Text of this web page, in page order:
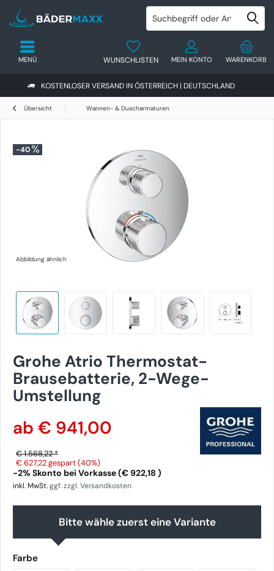
KOSTENLOSER VERSAND IN ÖSTERREICH | DEUTSCHLAND
WARENKORB
WUNSCHLISTEN MEIN KONTO
MENÜ
Übersicht Wannen- & Duscharmaturen
-40
Abbildung ähnlich
Grohe Atrio Thermostat-
Brausebatterie, 2-Wege-
Umstellung
ab € 941,00
€ 1.568,22 *
€ 627,22gespart (40%)
-2% Skonto bei Vorkasse (€ 922,18 )
inkl. MwSt.ggf. zzgl. Versandkosten
Bitte wähle zuerst eine Variante
Farbe